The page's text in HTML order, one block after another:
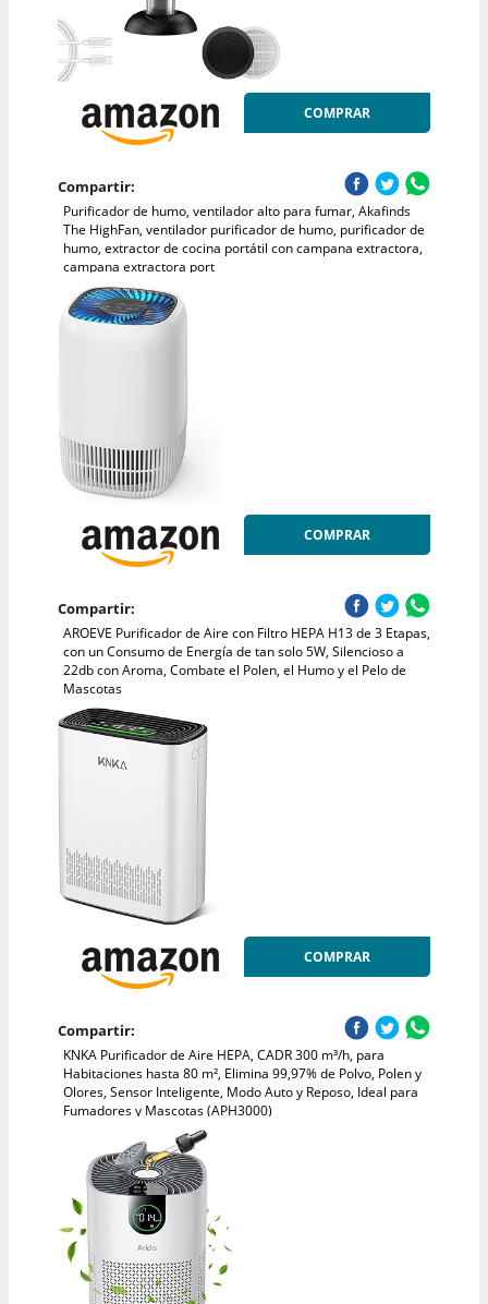
COMPRAR
Compartir:
Purificador de humo, ventilador alto para fumar, Akafinds
The HighFan, ventilador purificador de humo, purificador de
humo, extractor de cocina portátil con campana extractora,
campana extractora port
COMPRAR
Compartir:
AROEVE Purificador de Aire con Filtro HEPA H13 de 3 Etapas,
con un Consumo de Energía de tan solo 5W, Silencioso a
22db con Aroma, Combate el Polen, el Humo y el Pelo de
Mascotas
COMPRAR
Compartir:
KNKA Purificador de Aire HEPA, CADR 300 m³/h, para
Habitaciones hasta 80 m², Elimina 99,97% de Polvo, Polen y
Olores, Sensor Inteligente, Modo Auto y Reposo, Ideal para
Fumadores y Mascotas (APH3000)